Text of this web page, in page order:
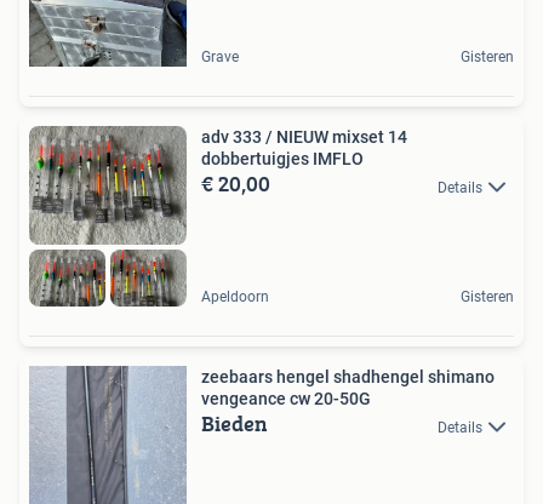
Grave Gisteren
adv 333 / NIEUW mixset 14
dobbertuigjes IMFLO
€ 20,00 Details
Apeldoorn Gisteren
zeebaars hengel shadhengel shimano
vengeance cw 20-50G
Bieden Details